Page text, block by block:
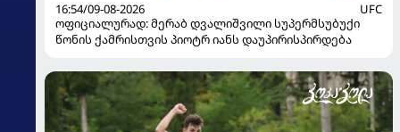
16:54/09-08-2026
UFC
ოფიციალურად: მერაბ დვალიშვილი სუპერმსუბუქი
წონის ქამრისთვის პიოტრ იანს დაუპირისპირდება